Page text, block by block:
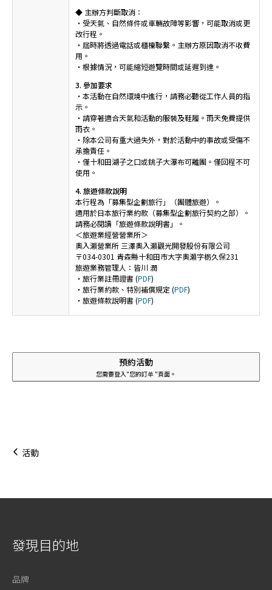
◆ 主辦方判斷取消：
・受天氣、自然條件或車輛故障等影響，可能取消或更
改行程。
・屆時將透過電話或櫃檯聯繫。主辦方原因取消不收費
用。
・根據情況，可能縮短遊覽時間或延遲到達。
3. 參加要求
・本活動在自然環境中進行，請務必聽從工作人員的指
示。
・請穿著適合天氣和活動的服裝及鞋履。雨天免費提供
雨衣。
・除本公司有重大過失外，對於活動中的事故或受傷不
承擔責任。
・僅十和田湖子之口或銚子大瀑布可離團。僅回程不可
使用。
4. 旅遊條款說明
本行程為「募集型企劃旅行」（團體旅遊）。
適用於日本旅行業約款（募集型企劃旅行契約之部）。
請務必閱讀「旅遊條款說明書」。
＜旅遊業經營營業所＞
奧入瀨營業所 三澤奧入瀨觀光開發股份有限公司
〒034-0301 青森縣十和田市大字奧瀨字栃久保231
旅遊業務管理人：皆川 潤
・旅行業註冊證書 (PDF)
・旅行業約款、特別補償規定 (PDF)
・旅遊條款說明書 (PDF)
預約活動
您需要登入"您的訂单 "頁面。
活動
發現目的地
品牌